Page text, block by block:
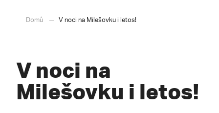
Domů V noci na Milešovku i letos!
V noci na
Milešovku i letos!